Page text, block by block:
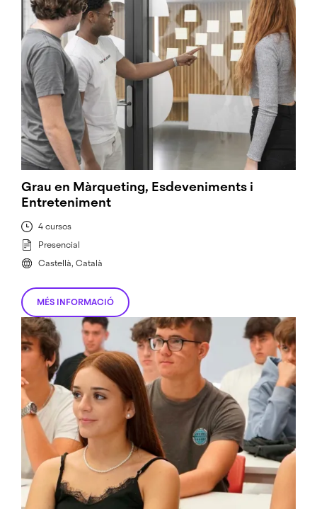
Grau en Màrqueting, Esdeveniments i
Entreteniment
4 cursos
Presencial
Castellà, Català
MÉS INFORMACIÓ